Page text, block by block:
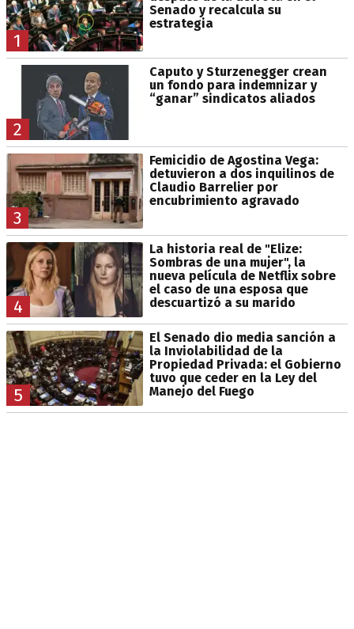
1
Senado y recalcula su
estrategia
2
Caputo y Sturzenegger crean
un fondo para indemnizar y
“ganar” sindicatos aliados
3
Femicidio de Agostina Vega:
detuvieron a dos inquilinos de
Claudio Barrelier por
encubrimiento agravado
4
La historia real de "Elize:
Sombras de una mujer", la
nueva película de Netflix sobre
el caso de una esposa que
descuartizó a su marido
5
El Senado dio media sanción a
la Inviolabilidad de la
Propiedad Privada: el Gobierno
tuvo que ceder en la Ley del
Manejo del Fuego